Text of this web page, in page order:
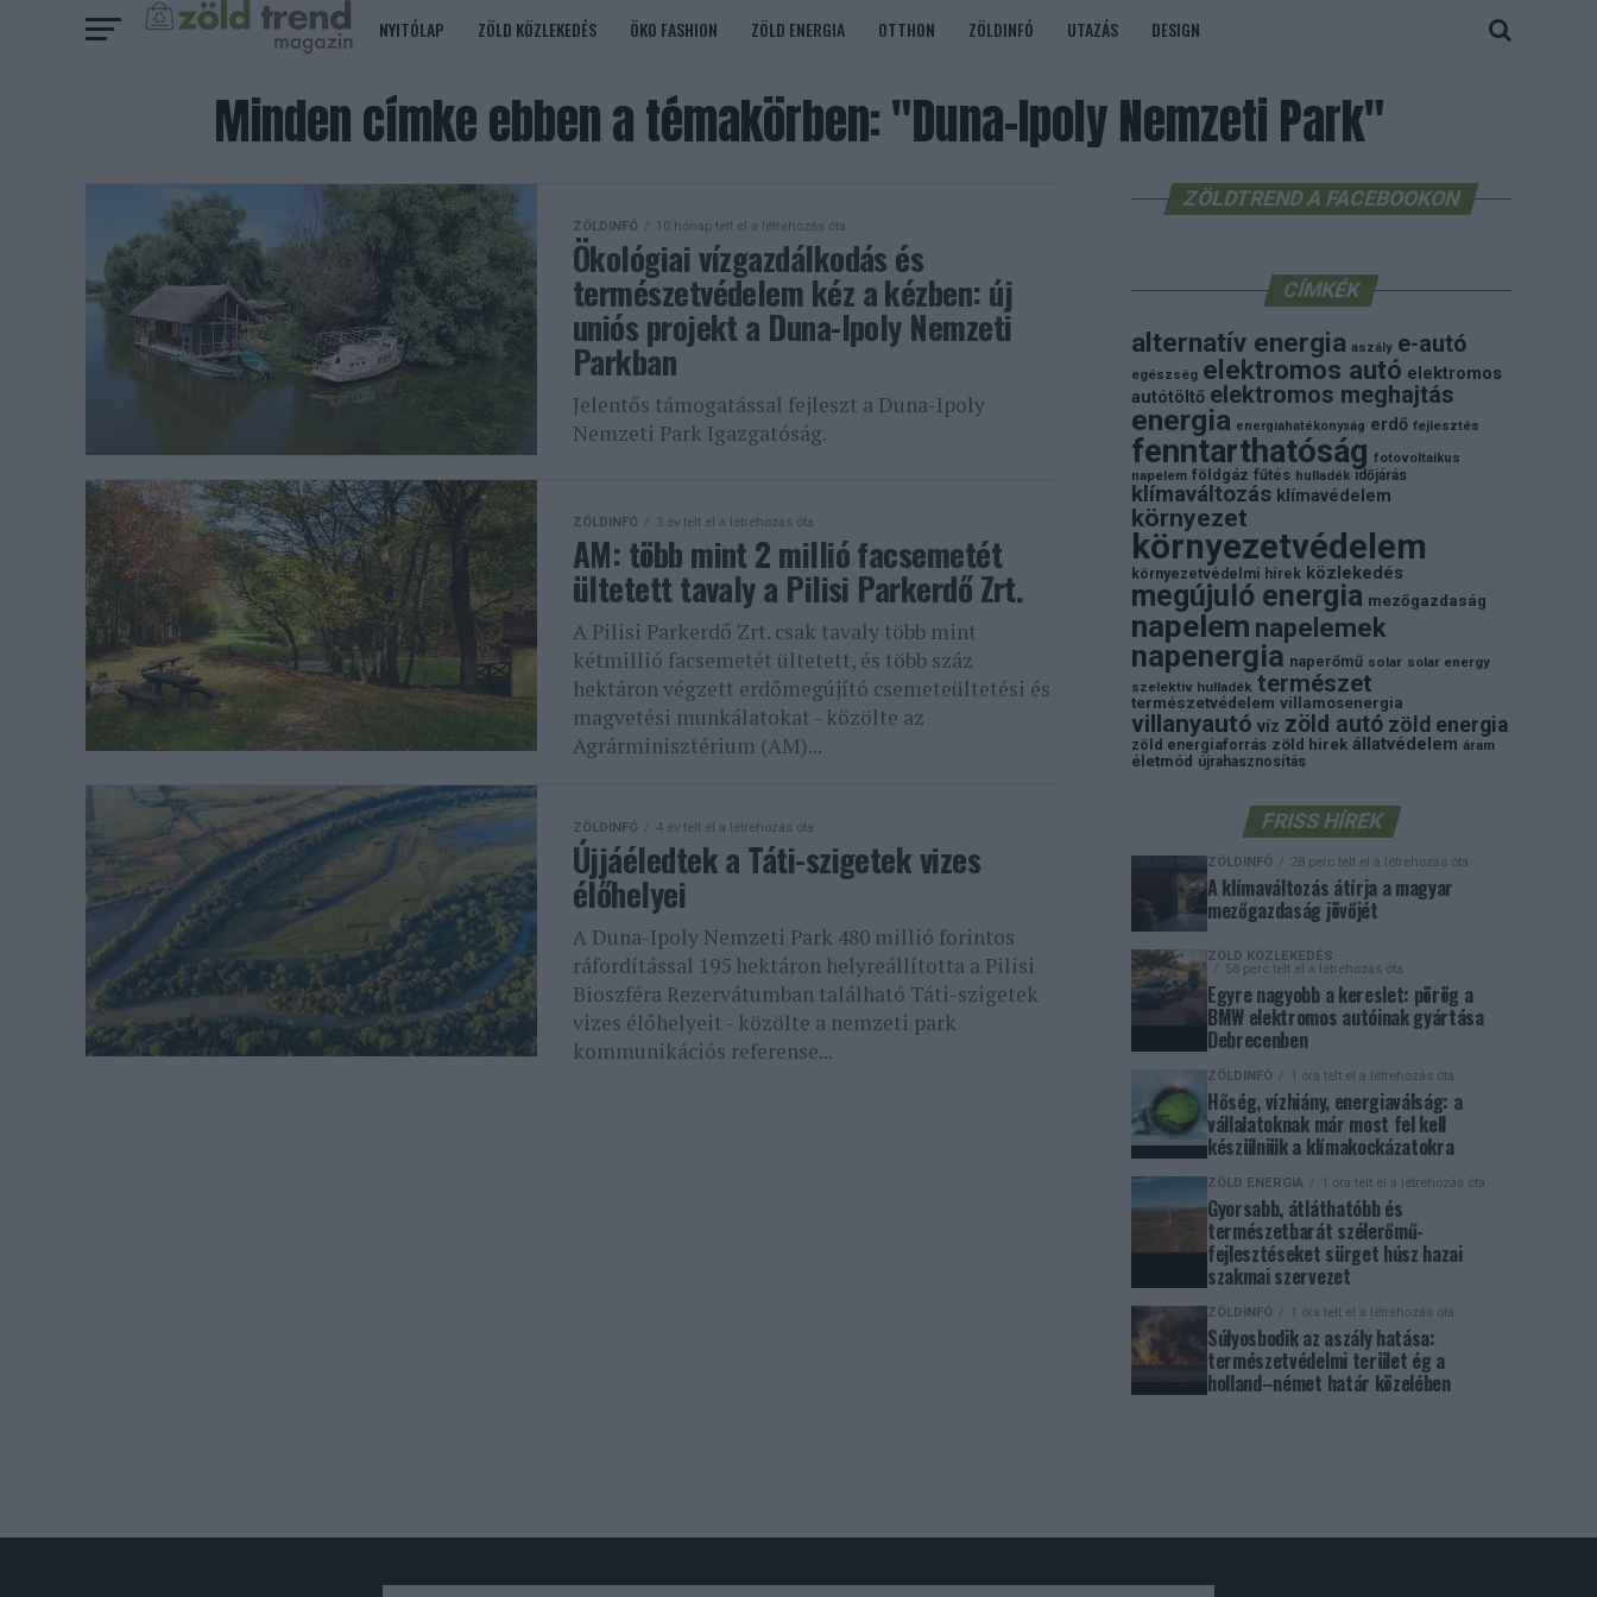
NYITÓLAP ZÖLD KÖZLEKEDÉS ÖKO FASHION ZÖLD ENERGIA OTTHON ZÖLDINFÓ UTAZÁS DESIGN
Minden címke ebben a témakörben: "Duna-Ipoly Nemzeti Park"
ZÖLDINFÓ 10 hónap telt el a létrehozás óta
Ökológiai vízgazdálkodás és
természetvédelem kéz a kézben: új
uniós projekt a Duna-Ipoly Nemzeti
Parkban
Jelentős támogatással fejleszt a Duna-Ipoly
Nemzeti Park Igazgatóság.
ZÖLDINFÓ 3 év telt el a létrehozás óta
AM: több mint 2 millió facsemetét
ültetett tavaly a Pilisi Parkerdő Zrt.
A Pilisi Parkerdő Zrt. csak tavaly több mint
kétmillió facsemetét ültetett, és több száz
hektáron végzett erdőmegújító csemeteültetési és
magvetési munkálatokat - közölte az
Agrárminisztérium (AM)...
ZÖLDINFÓ 4 év telt el a létrehozás óta
Újjáéledtek a Táti-szigetek vizes
élőhelyei
A Duna-Ipoly Nemzeti Park 480 millió forintos
ráfordítással 195 hektáron helyreállította a Pilisi
Bioszféra Rezervátumban található Táti-szigetek
vizes élőhelyeit - közölte a nemzeti park
kommunikációs referense...
ZÖLDTREND A FACEBOOKON
CÍMKÉK
alternatív energia aszály e-autó
egészség elektromos autó elektromos
autótöltő elektromos meghajtás
energia energiahatékonyság erdő fejlesztés
fenntarthatóság fotovoltaikus
napelem földgáz fűtés hulladék időjárás
klímaváltozás klímavédelem
környezet
környezetvédelem
környezetvédelmi hírek közlekedés
megújuló energia mezőgazdaság
napelem napelemek
napenergia naperőmű solar solar energy
szelektiv hulladék természet
természetvédelem villamosenergia
villanyautó víz zöld autó zöld energia
zöld energiaforrás zöld hirek állatvédelem áram
életmód újrahasznosítás
FRISS HÍREK
ZÖLDINFÓ 28 perc telt el a létrehozás óta
A klímaváltozás átírja a magyar
mezőgazdaság jövőjét
ZÖLD KÖZLEKEDÉS
58 perc telt el a létrehozás óta
Egyre nagyobb a kereslet: pörög a
BMW elektromos autóinak gyártása
Debrecenben
ZÖLDINFÓ 1 óra telt el a létrehozás óta
Hőség, vízhiány, energiaválság: a
vállalatoknak már most fel kell
készülniük a klímakockázatokra
ZÖLD ENERGIA 1 óra telt el a létrehozás óta
Gyorsabb, átláthatóbb és
természetbarát szélerőmű-
fejlesztéseket sürget húsz hazai
szakmai szervezet
ZÖLDINFÓ 1 óra telt el a létrehozás óta
Súlyosbodik az aszály hatása:
természetvédelmi terület ég a
holland–német határ közelében